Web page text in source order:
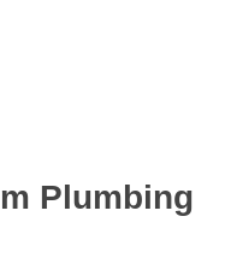
Plumbing